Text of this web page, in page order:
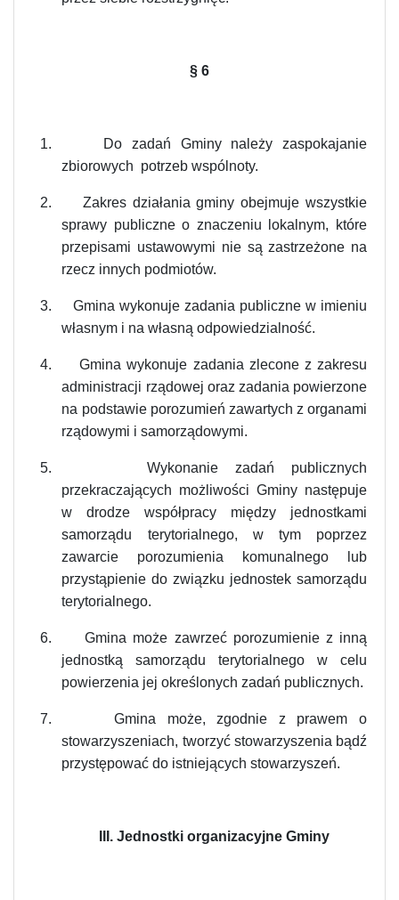
§ 6
1.
Do zadań Gminy należy zaspokajanie
zbiorowych potrzeb wspólnoty.
2.
Zakres działania gminy obejmuje wszystkie
sprawy publiczne o znaczeniu lokalnym, które
przepisami ustawowymi nie są zastrzeżone na
rzecz innych podmiotów.
3.
Gmina wykonuje zadania publiczne w imieniu
własnym i na własną odpowiedzialność.
4.
Gmina wykonuje zadania zlecone z zakresu
administracji rządowej oraz zadania powierzone
na podstawie porozumień zawartych z organami
rządowymi i samorządowymi.
5.
Wykonanie zadań publicznych
przekraczających możliwości Gminy następuje
w drodze współpracy między jednostkami
samorządu terytorialnego, w tym poprzez
zawarcie porozumienia komunalnego lub
przystąpienie do związku jednostek samorządu
terytorialnego.
6.
Gmina może zawrzeć porozumienie z inną
jednostką samorządu terytorialnego w celu
powierzenia jej określonych zadań publicznych.
7.
Gmina może, zgodnie z prawem o
stowarzyszeniach, tworzyć stowarzyszenia bądź
przystępować do istniejących stowarzyszeń.
III. Jednostki organizacyjne Gminy